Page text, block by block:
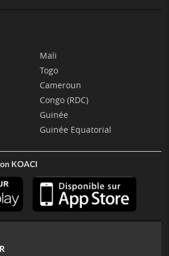
Mali
Togo
Cameroun
Congo (RDC)
Guinée
Guinée Equatorial
KOACI